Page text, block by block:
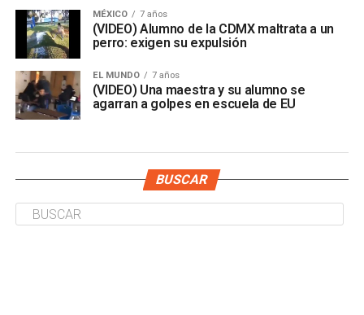
MÉXICO 7 años
(VIDEO) Alumno de la CDMX maltrata a un
perro: exigen su expulsión
EL MUNDO 7 años
(VIDEO) Una maestra y su alumno se
agarran a golpes en escuela de EU
BUSCAR